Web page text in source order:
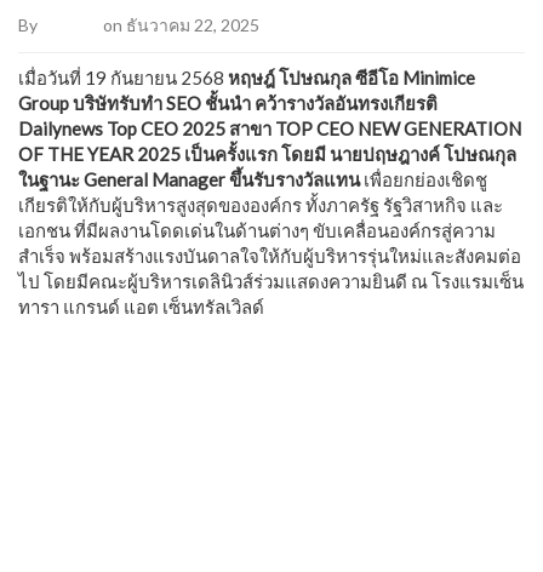
By on ธันวาคม 22, 2025
เมื่อวันที่ 19 กันยายน 2568 หฤษฎ์ โปษณกุล ซีอีโอ Minimice
Group บริษัทรับทำ SEO ชั้นนำ คว้ารางวัลอันทรงเกียรติ
Dailynews Top CEO 2025 สาขา TOP CEO NEW GENERATION
OF THE YEAR 2025 เป็นครั้งแรก โดยมี นายปฤษฎางค์ โปษณกุล
ในฐานะ General Manager ขึ้นรับรางวัลแทนเพื่อยกย่องเชิดชู
เกียรติให้กับผู้บริหารสูงสุดขององค์กร ทั้งภาครัฐ รัฐวิสาหกิจ และ
เอกชน ที่มีผลงานโดดเด่นในด้านต่างๆ ขับเคลื่อนองค์กรสู่ความ
สำเร็จ พร้อมสร้างแรงบันดาลใจให้กับผู้บริหารรุ่นใหม่และสังคมต่อ
ไป โดยมีคณะผู้บริหารเดลินิวส์ร่วมแสดงความยินดี ณ โรงแรมเซ็น
ทารา แกรนด์ แอต เซ็นทรัลเวิลด์